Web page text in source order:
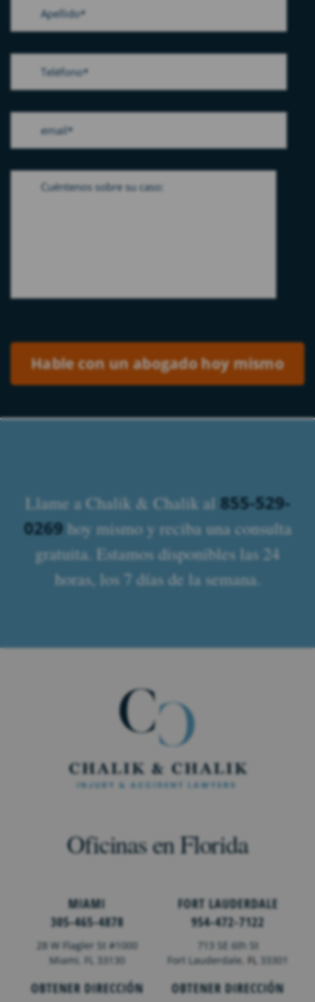
Llame a Chalik & Chalik al 855-529-
0269hoy mismo y reciba una consulta
gratuita. Estamos disponibles las 24
horas, los 7 días de la semana.
Oficinas en Florida
MIAMI
305-465-4878
28 W Flagler St #1000
Miami, FL 33130
OBTENER DIRECCIÓN
FORT LAUDERDALE
954-472-7122
713 SE 6th St
Fort Lauderdale,FL 33301
OBTENER DIRECCIÓN